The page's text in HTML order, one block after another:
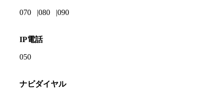
070 080 090
IP電話
050
ナビダイヤル